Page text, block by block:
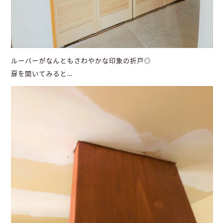
ルーバーがなんともさわやかな印象の折戸◎
扉を開いてみると…